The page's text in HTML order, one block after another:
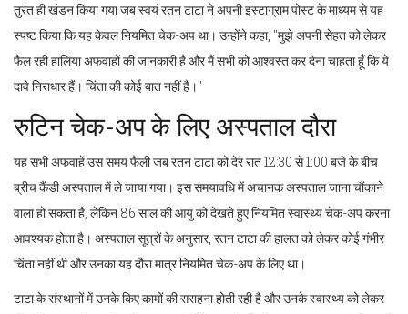
तुरंत ही खंडन किया गया जब स्वयं रतन टाटा ने अपनी इंस्टाग्राम पोस्ट के माध्यम से यह
स्पष्ट किया कि यह केवल नियमित चेक-अप था। उन्होंने कहा, "मुझे अपनी सेहत को लेकर
फैल रही हालिया अफवाहों की जानकारी है और मैं सभी को आश्वस्त कर देना चाहता हूँ कि ये
दावे निराधार हैं। चिंता की कोई बात नहीं है।"
रुटिन चेक-अप के लिए अस्पताल दौरा
यह सभी अफवाहें उस समय फैली जब रतन टाटा को देर रात 12:30 से 1:00 बजे के बीच
ब्रीच कैंडी अस्पताल में ले जाया गया। इस समयावधि में अचानक अस्पताल जाना चौंकाने
वाला हो सकता है, लेकिन 86 साल की आयु को देखते हुए नियमित स्वास्थ्य चेक-अप करना
आवश्यक होता है। अस्पताल सूत्रों के अनुसार, रतन टाटा की हालत को लेकर कोई गंभीर
चिंता नहीं थी और उनका यह दौरा मात्र नियमित चेक-अप के लिए था।
टाटा के संस्थानों में उनके किए कामों की सराहना होती रही है और उनके स्वास्थ्य को लेकर